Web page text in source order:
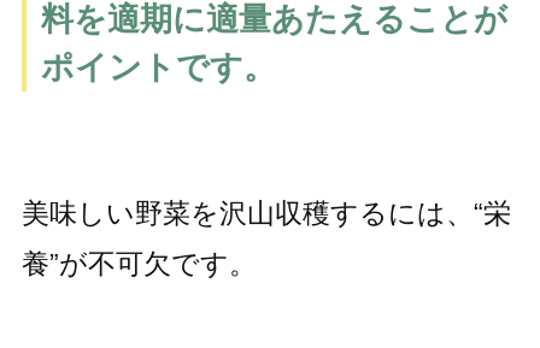
料を適期に適量あたえることが
ポイントです。
美味しい野菜を沢山収穫するには、“栄
養”が不可欠です。